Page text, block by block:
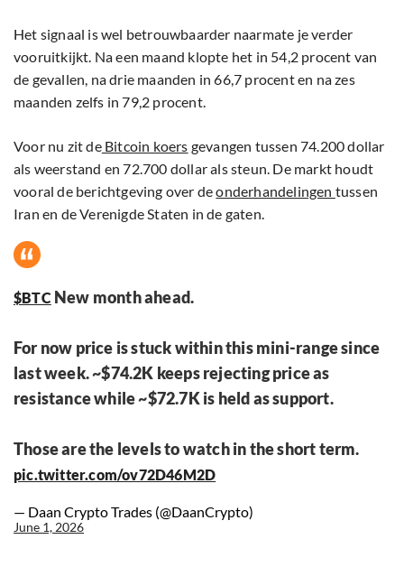
Het signaal is wel betrouwbaarder naarmate je verder
vooruitkijkt. Na een maand klopte het in 54,2 procent van
de gevallen, na drie maanden in 66,7 procent en na zes
maanden zelfs in 79,2 procent.
Voor nu zit deBitcoin koers gevangen tussen 74.200 dollar
als weerstand en 72.700 dollar als steun. De markt houdt
vooral de berichtgeving over deonderhandelingen tussen
Iran en de Verenigde Staten in de gaten.
$BTCNew month ahead.
For now price is stuck within this mini-range since
last week. ~$74.2K keeps rejecting price as
resistance while ~$72.7K is held as support.
Those are the levels to watch in the short term.
pic.twitter.com/ov72D46M2D
— Daan Crypto Trades (@DaanCrypto)
June 1, 2026